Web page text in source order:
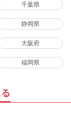
千葉県
静岡県
大阪府
福岡県